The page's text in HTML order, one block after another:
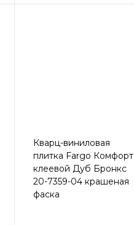
Кварц-виниловая
плитка Fargo Комфорт
клеевой Дуб Бронкс
20-7359-04 крашеная
фаска